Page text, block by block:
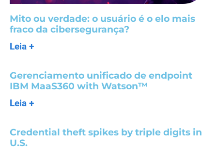
Mito ou verdade: o usuário é o elo mais
fraco da cibersegurança?
Leia +
Gerenciamento unificado de endpoint
IBM MaaS360 with Watson™
Leia +
Credential theft spikes by triple digits in
U.S.